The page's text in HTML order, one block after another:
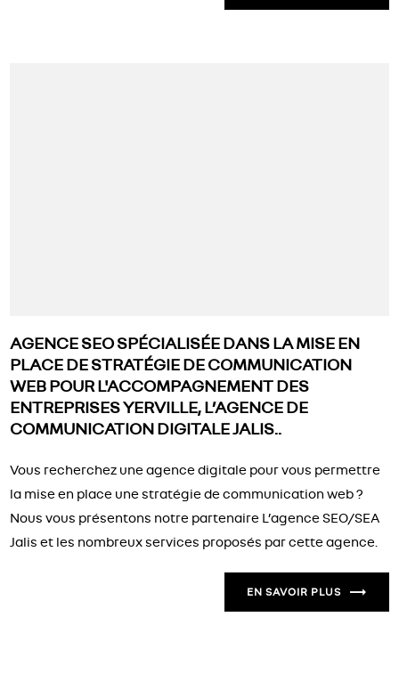
AGENCE SEO SPÉCIALISÉE DANS LA MISE EN
PLACE DE STRATÉGIE DE COMMUNICATION
WEB POUR L'ACCOMPAGNEMENT DES
ENTREPRISES YERVILLE, L’AGENCE DE
COMMUNICATION DIGITALE JALIS..
Vous recherchez une agence digitale pour vous permettre
la mise en place une stratégie de communication web ?
Nous vous présentons notre partenaire L’agence SEO/SEA
Jalis et les nombreux services proposés par cette agence.
EN SAVOIR PLUS